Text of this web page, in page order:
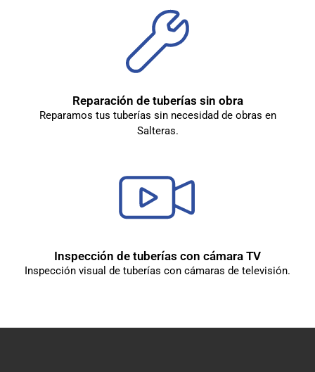
Reparación de tuberías sin obra
Reparamos tus tuberías sin necesidad de obras en
Salteras.
Inspección de tuberías con cámara TV
Inspección visual de tuberías con cámaras de televisión.